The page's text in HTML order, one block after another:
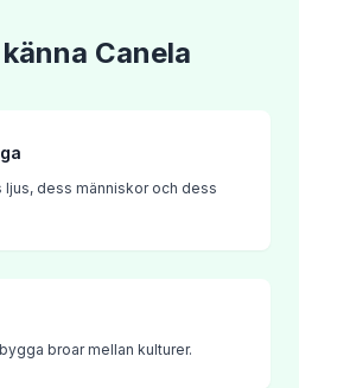
Canela
ljus, dess människor och dess
broar mellan kulturer.